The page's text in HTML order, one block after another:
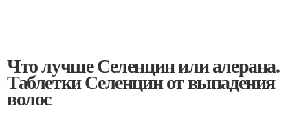
Что лучше Селенцин или алерана.
Таблетки Селенцин от выпадения
волос